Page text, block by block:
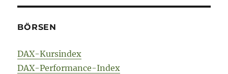
BÖRSEN
DAX-Kursindex
DAX-Performance-Index